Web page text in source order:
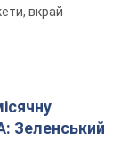
вкрай
Зеленський